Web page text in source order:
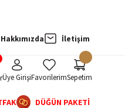
Hakkımızda İletişim
Üye GirişiFavorilerimSepetim
DÜĞÜN PAKETİ